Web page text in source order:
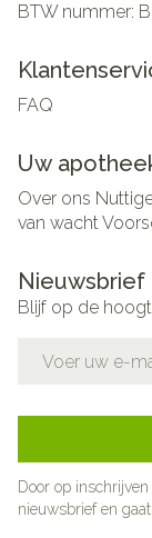
BTW nummer:
FAQ
Uw
Over ons
van wacht
Nieuwsbrief
Blijf op de
Door op
nieuwsbrief en